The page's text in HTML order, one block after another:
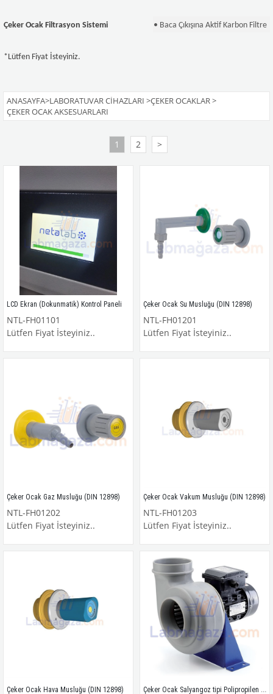
Çeker Ocak Filtrasyon Sistemi • Baca Çıkışına Aktif Karbon Filtre
*Lütfen Fiyat İsteyiniz.
ANASAYFA>LABORATUVAR CIHAZLARI >ÇEKER OCAKLAR>
ÇEKER OCAK AKSESUARLARI
1 2 >
LCD Ekran (Dokunmatik) Kontrol Paneli
NTL-FH01101
Lütfen Fiyat İsteyiniz..
Çeker Ocak Su Musluğu (DIN 12898)
NTL-FH01201
Lütfen Fiyat İsteyiniz..
Çeker Ocak Gaz Musluğu (DIN 12898)
NTL-FH01202
Lütfen Fiyat İsteyiniz..
Çeker Ocak Vakum Musluğu (DIN 12898)
NTL-FH01203
Lütfen Fiyat İsteyiniz..
Çeker Ocak Hava Musluğu (DIN 12898) Çeker Ocak Salyangoz tipi Polipropilen Kimyasal Fan 2500